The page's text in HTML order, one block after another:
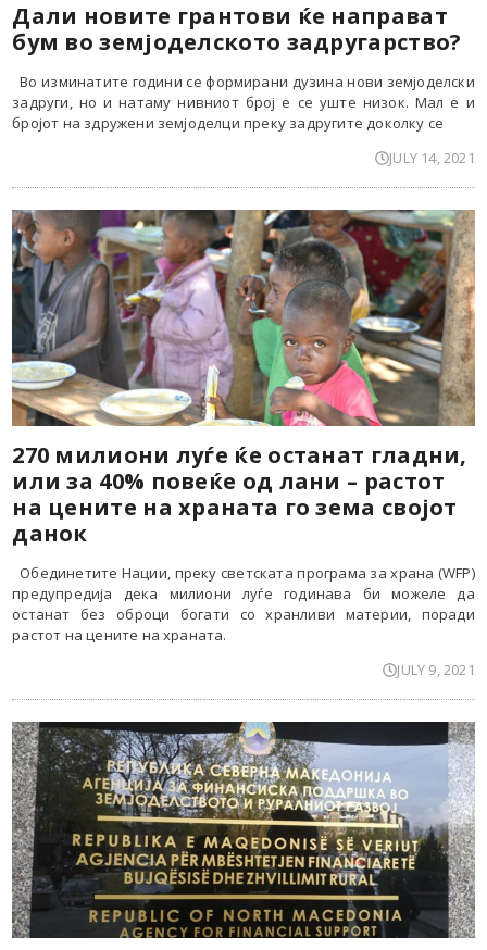
Дали новите грантови ќе направат
бум во земјоделското задругарство?
Во изминатите години се формирани дузина нови земјоделски
задруги, но и натаму нивниот број е се уште низок. Мал е и
бројот на здружени земјоделци преку задругите доколку се
JULY 14, 2021
270 милиони луѓе ќе останат гладни,
или за 40% повеќе од лани – растот
на цените на храната го зема својот
данок
Обединетите Нации, преку светската програма за храна (WFP)
предупредиja дека милиони луѓе годинава би можеле да
останат без оброци богати со хранливи материи, поради
растот на цените на храната.
JULY 9, 2021